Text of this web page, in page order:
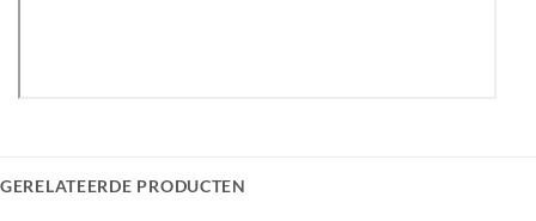
GERELATEERDE PRODUCTEN